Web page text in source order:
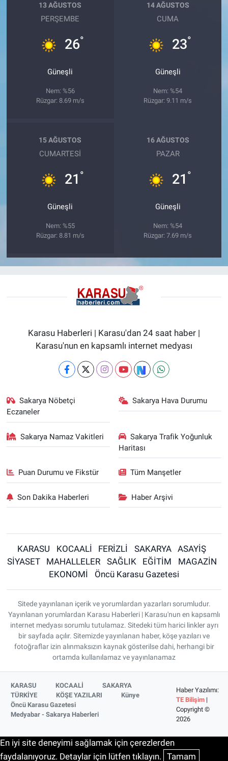
13 AĞUSTOS
PERŞEMBE
26°
Güneşli
Nem: %56
Rüzgar: 8.69 m/s
14 AĞUSTOS
CUMA
23°
Güneşli
Nem: %54
Rüzgar: 9.11 m/s
15 AĞUSTOS
CUMARTESI
21 °
Güneşli
Nem: %55
Rüzgar: 8.81 m/s
16 AĞUSTOS
PAZAR
21 °
Güneşli
Nem: %54
Rüzgar: 7.69 m/s
Karasu Haberleri | Karasu'dan 24 saat haber |
Karasu'nun en kapsamlı internet medyası
Sakarya Nöbetçi
Eczaneler
Sakarya Hava Durumu
Sakarya Namaz Vakitleri
Sakarya Trafik Yoğunluk
Haritası
Puan Durumu ve Fikstür Tüm Manşetler
Son Dakika Haberleri Haber Arşivi
KARASU KOCAALİ FERİZLİ SAKARYA
ASAYİŞ
SİYASET
MAHALLELER SAĞLIK EĞİTİM
MAGAZİN
EKONOMİ
Öncü Karasu Gazetesi
Sitede yayınlanan içerik ve yorumlardan yazarları sorumludur.
Yayınlanan yorumlardan Karasu Haberleri | Karasu'nun en kapsamlı
internet medyası sorumlu tutulamaz. Sitedeki tüm harici linkler ayrı
bir sayfada açılır. Sitemizde yayınlanan haber, köşe yazıları ve
fotoğraflar izin alınmaksızın kaynak gösterilse dahi, herhangi bir
ortamda kullanılamaz ve yayınlanamaz
KARASU KOCAALİ
SAKARYA
TÜRKİYE
KÖŞE YAZILARI
Künye
Öncü Karasu Gazetesi
Medyabar - Sakarya Haberleri
Haber Yazılımı:
TE Bilişim|
Copyright ©
2026
En iyi site deneyimi sağlamak için çerezlerden
faydalanıyoruz. Detaylar için lütfen tıklayın. Tamam